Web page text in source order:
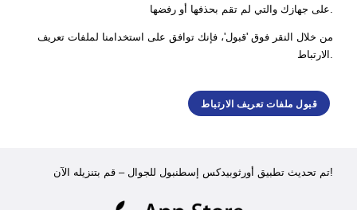
على جهازك والتي لم تقم بحذفها أو رفضها.
من خلال النقر فوق 'قبول'، فإنك توافق على استخدامنا لملفات تعريف
الارتباط.
قبول ملفات تعريف الارتباط
تم تحديث تطبيق أورثوبيدكس إسطنبول للجوال – قم بتنزيله الآن!